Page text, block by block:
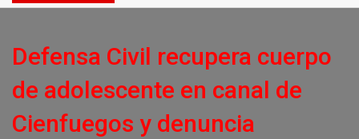
Defensa Civil recupera cuerpo
de adolescente en canal de
Cienfuegos y denuncia